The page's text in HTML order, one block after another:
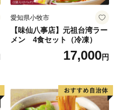
愛知県小牧市
【味仙八事店】元祖台湾ラー
メン 4食セット（冷凍）
17,000円